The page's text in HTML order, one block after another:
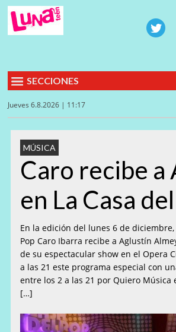
SECCIONES
Jueves 6.8.2026 | 11:17
MÚSICA
Caro recibe a
en La Casa
En la edición del lunes 6 de diciembre,
Pop Caro Ibarra recibe a Aglustín
de su espectacular show en el Opera
a las 21 este programa especial con
entre los 2 a las 21 por Quiero Música
[…]